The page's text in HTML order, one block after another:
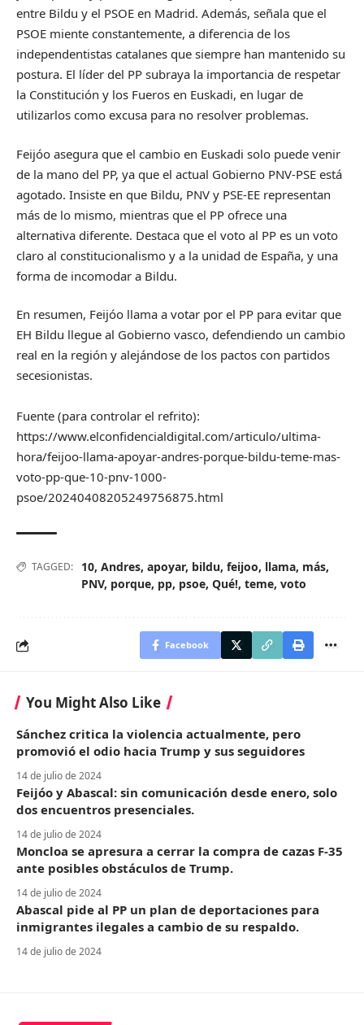
entre Bildu y el PSOE en Madrid. Además, señala que el
PSOE miente constantemente, a diferencia de los
independentistas catalanes que siempre han mantenido su
postura. El líder del PP subraya la importancia de respetar
la Constitución y los Fueros en Euskadi, en lugar de
utilizarlos como excusa para no resolver problemas.
Feijóo asegura que el cambio en Euskadi solo puede venir
de la mano del PP, ya que el actual Gobierno PNV-PSE está
agotado. Insiste en que Bildu, PNV y PSE-EE representan
más de lo mismo, mientras que el PP ofrece una
alternativa diferente. Destaca que el voto al PP es un voto
claro al constitucionalismo y a la unidad de España, y una
forma de incomodar a Bildu.
En resumen, Feijóo llama a votar por el PP para evitar que
EH Bildu llegue al Gobierno vasco, defendiendo un cambio
real en la región y alejándose de los pactos con partidos
secesionistas.
Fuente (para controlar el refrito):
https://www.elconfidencialdigital.com/articulo/ultima-
hora/feijoo-llama-apoyar-andres-porque-bildu-teme-mas-
voto-pp-que-10-pnv-1000-
psoe/20240408205249756875.html
TAGGED: 10, Andres, apoyar, bildu, feijoo, llama, más,
PNV, porque, pp, psoe, Qué!, teme, voto
Facebook
You Might Also Like
Sánchez critica la violencia actualmente, pero
promovió el odio hacia Trump y sus seguidores
14 de julio de 2024
Feijóo y Abascal: sin comunicación desde enero, solo
dos encuentros presenciales.
14 de julio de 2024
Moncloa se apresura a cerrar la compra de cazas F-35
ante posibles obstáculos de Trump.
14 de julio de 2024
Abascal pide al PP un plan de deportaciones para
inmigrantes ilegales a cambio de su respaldo.
14 de julio de 2024